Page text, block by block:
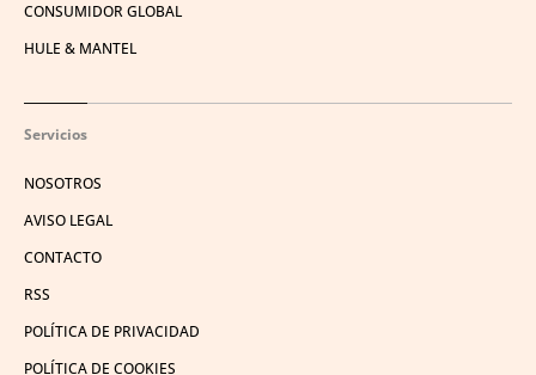
CONSUMIDOR GLOBAL
HULE & MANTEL
Servicios
NOSOTROS
AVISO LEGAL
CONTACTO
RSS
POLÍTICA DE PRIVACIDAD
POLÍTICA DE COOKIES